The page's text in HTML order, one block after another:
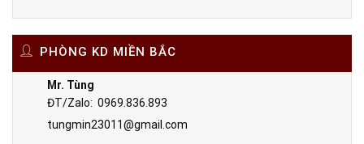
PHÒNG KD MIỀN BẮC
Mr. Tùng
ĐT/Zalo: 0969.836.893
tungmin23011@gmail.com